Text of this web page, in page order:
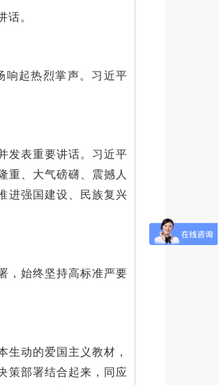
话。
响起热烈掌声。习近平
发表重要讲话。习近平
重、大气磅礴、震撼人
进强国建设、民族复兴
，始终坚持高标准严要
生动的爱国主义教材，
策部署结合起来，同应